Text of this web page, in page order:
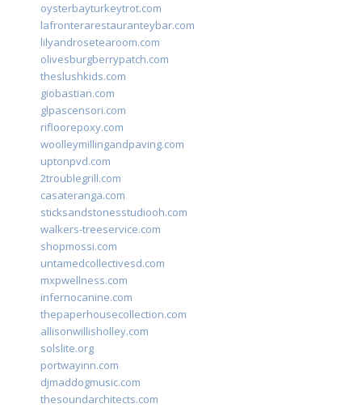
oysterbayturkeytrot.com
lafronterarestauranteybar.com
lilyandrosetearoom.com
olivesburgberrypatch.com
theslushkids.com
giobastian.com
glpascensori.com
rifloorepoxy.com
woolleymillingandpaving.com
uptonpvd.com
2troublegrill.com
casateranga.com
sticksandstonesstudiooh.com
walkers-treeservice.com
shopmossi.com
untamedcollectivesd.com
mxpwellness.com
infernocanine.com
thepaperhousecollection.com
allisonwillisholley.com
solslite.org
portwayinn.com
djmaddogmusic.com
thesoundarchitects.com